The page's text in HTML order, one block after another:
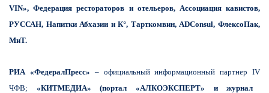
VIN», Федерация рестораторов и отельеров, Ассоциация кавистов,
РУССАН, Напитки Абхазии и К°, Тарткомвин, ADСоnsul, ФлексоПак,
МиТ.
РИА «ФедералПресс» – официальный информационный партнерIV
ЧФВ; «КИТМЕДИА» (портал «АЛКОЭКСПЕРТ» и журнал